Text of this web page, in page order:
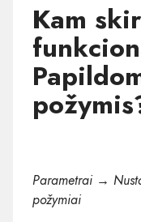
Kam
Parametrai →
požymiai